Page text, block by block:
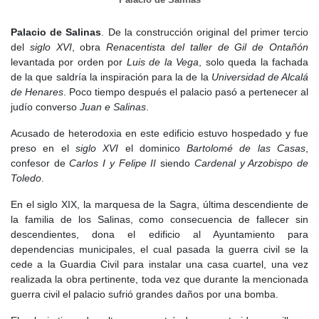
, un hecho que marcaría
su futuro y definiría su identidad.
En elsiglo XIII, se afianzaron las estructuras de poder en la villa,
fortaleciéndose su papel como centro de abastecimiento y
resguardo en una región de vital importancia para la defensa de
A medida que avanzaba elsiglo XIV, Torrelaguna fue
adquiriendo mayor relevancia dentro del señorío eclesiástico al
que pertenecía. La expansión de la villa fue favorecida por el
que permitió que sus calles se poblaran de artesanos,
comerciantes y religiosos. En 1390, el
, lo que supuso un importante reconocimiento que
aumentó su autonomía y reforzó su posición dentro del reino. La
villa continuó su desarrollo bajo la protección del
Arzobispado de
, consolidándose como un centro de importancia en la
región.
Palacio de Salinas . De la construcción original del primer tercio
del siglo XVI, obraRenacentista del taller de Gil de Ontañón
levantada por orden por Luis de la Vega , solo queda la fachada
de la que saldría la inspiración para la de la Universidad de Alcalá
de Henares . Poco tiempo después el palacio pasó a pertenecer al
judío converso Juan e Salinas
Acusado de heterodoxia en este edificio estuvo hospedado y fue
preso en el siglo XVI el dominicoBartolomé de las Casas
confesor deCarlos I y Felipe II siendo Cardenal y Arzobispo de
Toledo
En el siglo XIX, la marquesa de la Sagra, última descendiente de
la familia de los Salinas, como consecuencia de fallecer sin
descendientes, dona el edificio al Ayuntamiento para
dependencias municipales, el cual pasada la guerra civil se la
cede a la Guardia Civil para instalar una casa cuartel, una vez
realizada la obra pertinente, toda vez que durante la mencionada
guerra civil el palacio sufrió grandes daños por una bomba.